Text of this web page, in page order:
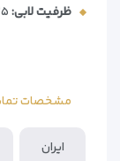
متنوع
موقعیت
ظرفیت لابی:
مشخصات
ایران